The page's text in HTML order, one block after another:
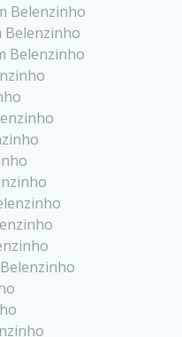
Belenzinho
Belenzinho
Belenzinho